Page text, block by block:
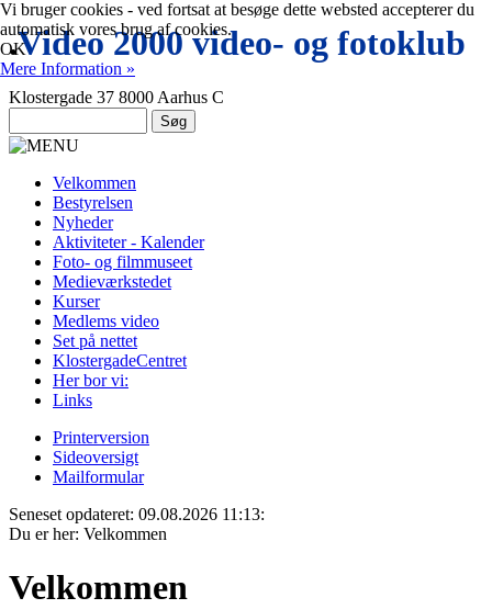
.Video 2000 video- og fotoklub
Klostergade 37 8000 Aarhus C
Velkommen
Bestyrelsen
Nyheder
Aktiviteter - Kalender
Foto- og filmmuseet
Medieværkstedet
Kurser
Medlems video
Set på nettet
KlostergadeCentret
Her bor vi:
Links
Printerversion
Sideoversigt
Mailformular
Seneset opdateret: 09.08.2026 11:13:
Du er her: Velkommen
Velkommen
Vi bruger cookies - ved fortsat at besøge dette websted accepterer du
automatisk vores brug af cookies.
OK
Mere Information »